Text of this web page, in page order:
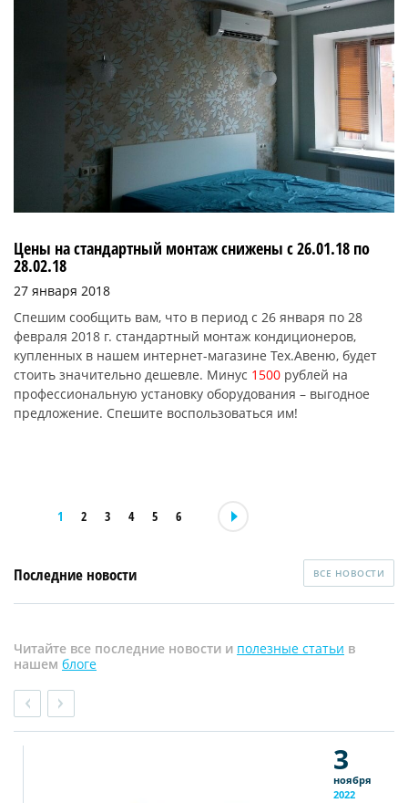
Цены на стандартный монтаж снижены с 26.01.18 по
28.02.18
27 января 2018
Спешим сообщить вам, что в период с 26 января по 28
февраля 2018 г. стандартный монтаж кондиционеров,
купленных в нашем интернет-магазине Тех.Авеню, будет
стоить значительно дешевле. Минус 1500 рублей на
профессиональную установку оборудования – выгодное
предложение. Спешите воспользоваться им!
1 2 3 4 5 6
Последние новости ВСЕ НОВОСТИ
Читайте все последние новости и полезные статьи в
нашем блоге
3
ноября
2022